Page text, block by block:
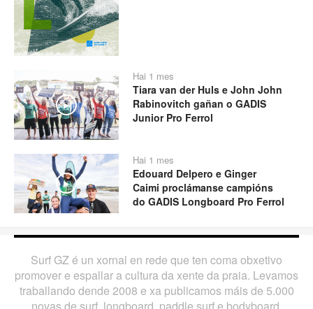
Play
Hai 1 mes
Tiara van der Huls e John John
Rabinovitch gañan o GADIS
Junior Pro Ferrol
Play
Hai 1 mes
Edouard Delpero e Ginger
Caimi proclámanse campións
do GADIS Longboard Pro Ferrol
Surf GZ é un xornal en rede que ten coma obxetivo
promover e espallar a cultura da xente da praia. Levamos
traballando dende 2008 e xa publicamos máis de 5.000
novas de surf, longboard, paddle surf e bodyboard.